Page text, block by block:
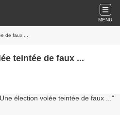
MENU
de faux ...
teintée de faux ...